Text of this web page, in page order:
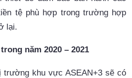
tệ phù hợp trong trường hợp
lại.
trong năm 2020 – 2021
trường khu vực ASEAN+3 sẽ có